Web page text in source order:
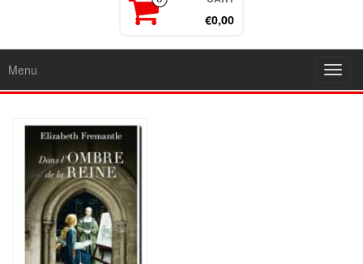
€0,00
Menu